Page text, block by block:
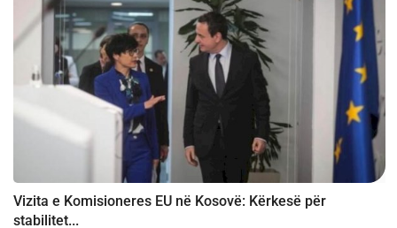
Vizita e Komisioneres EU në Kosovë: Kërkesë për
stabilitet...